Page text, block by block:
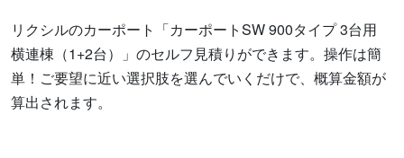
リクシルのカーポート「カーポートSW 900タイプ 3台用
横連棟（1+2台）」のセルフ見積りができます。操作は簡
単！ご要望に近い選択肢を選んでいくだけで、概算金額が
算出されます。